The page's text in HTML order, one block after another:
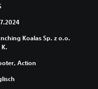
Koalas Sp. z o.o.
K.
Action